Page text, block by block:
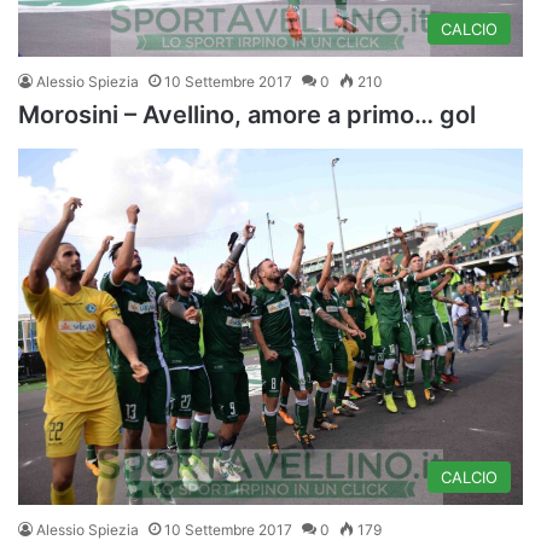
CALCIO
Alessio Spiezia 10 Settembre 2017 0 210
Morosini – Avellino, amore a primo… gol
CALCIO
Alessio Spiezia 10 Settembre 2017 0 179